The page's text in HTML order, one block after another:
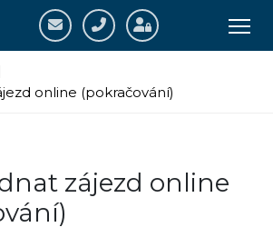
online (pokračování)
zájezd online